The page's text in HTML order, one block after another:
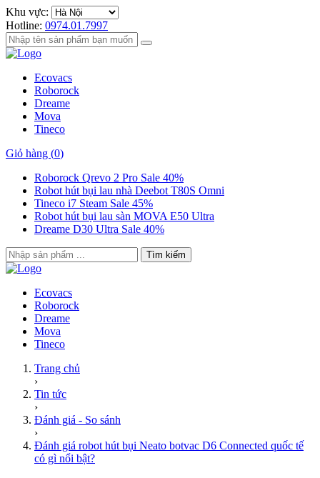
Khu vực:
Hotline: 0974.01.7997
Ecovacs
Roborock
Dreame
Mova
Tineco
Giỏ hàng (0)
Roborock Qrevo 2 Pro Sale 40%
Robot hút bụi lau nhà Deebot T80S Omni
Tineco i7 Steam Sale 45%
Robot hút bụi lau sàn MOVA E50 Ultra
Dreame D30 Ultra Sale 40%
Tìm kiếm
Ecovacs
Roborock
Dreame
Mova
Tineco
Trang chủ
›
Tin tức
›
Đánh giá - So sánh
›
Đánh giá robot hút bụi Neato botvac D6 Connected quốc tế
có gì nổi bật?